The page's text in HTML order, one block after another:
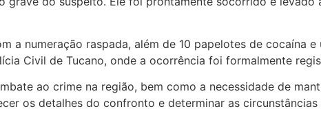
numeração raspada, além de 10 papelotes de cocaína e
Civil de Tucano, onde a ocorrência foi formalmente
ao crime na região, bem como a necessidade de
os detalhes do confronto e determinar as